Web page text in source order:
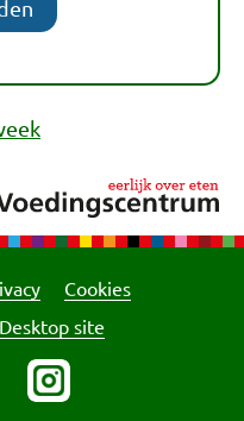
Cookies
Desktop site